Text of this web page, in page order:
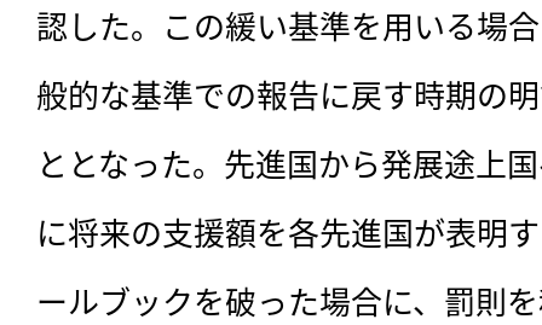
認した。この緩い基準を用いる場
般的な基準での報告に戻す時期の
ととなった。先進国から発展途上
に将来の支援額を各先進国が表明
ールブックを破った場合に、罰則